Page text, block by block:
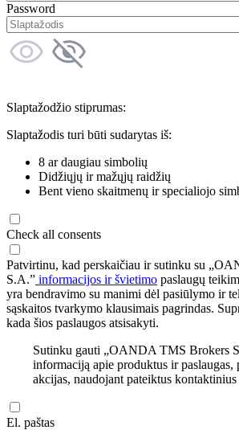
Password
Slaptažodžio stiprumas:
Slaptažodis turi būti sudarytas iš:
8 ar daugiau simbolių
Didžiųjų ir mažųjų raidžių
Bent vieno skaitmenų ir specialiojo
Check all consents
Patvirtinu, kad perskaičiau ir sutinku su
S.A.” informacijos ir švietimo paslaugų
yra bendravimo su manimi dėl pasiūlymo ir
sąskaitos tvarkymo klausimais pagrindas.
kada šios paslaugos atsisakyti.
Sutinku gauti „OANDA TMS Brokers
informaciją apie produktus ir paslaugas,
akcijas, naudojant pateiktus kontaktinius
El. paštas